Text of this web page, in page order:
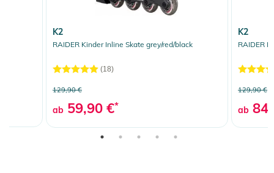
K2
RAIDER Kinder Inline Skate grey/red/black
(18)
129,90 €
ab 59,90 €*
K2
RAIDER
129,90 €
ab